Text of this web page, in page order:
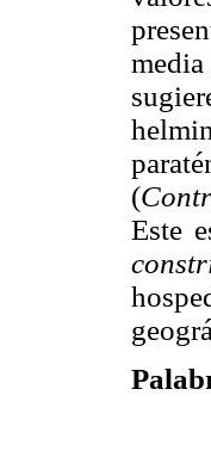
(
Este